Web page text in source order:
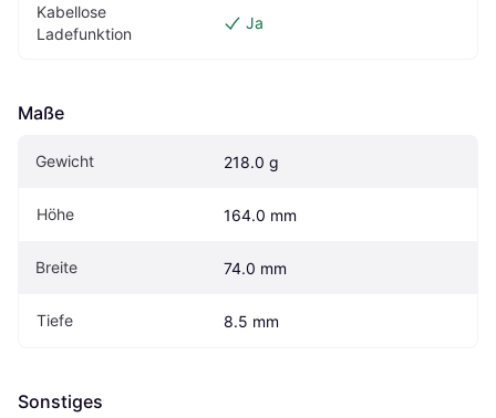
Kabellose
Ladefunktion
Ja
Maße
Gewicht 218.0 g
Höhe 164.0 mm
Breite 74.0 mm
Tiefe 8.5 mm
Sonstiges